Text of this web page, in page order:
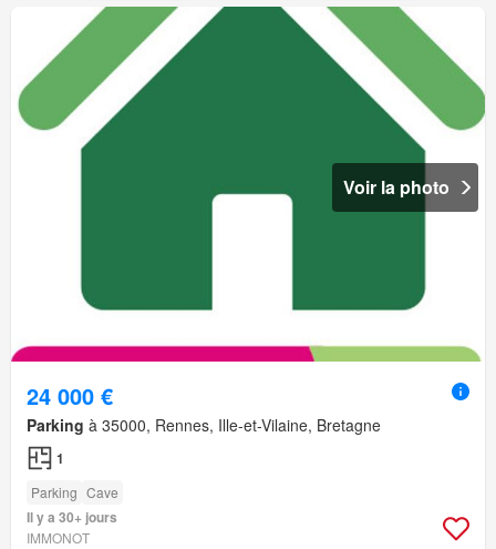
Voir la photo
24 000 €
Parking à 35000, Rennes, Ille-et-Vilaine, Bretagne
1
Parking Cave
Il y a 30+ jours
IMMONOT